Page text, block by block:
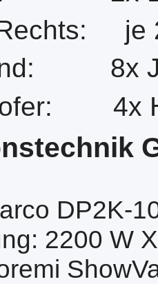
je
8x
4x
DP2K-
2200 W